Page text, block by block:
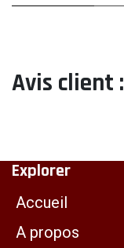
Avis client :
Explorer
Accueil
A propos